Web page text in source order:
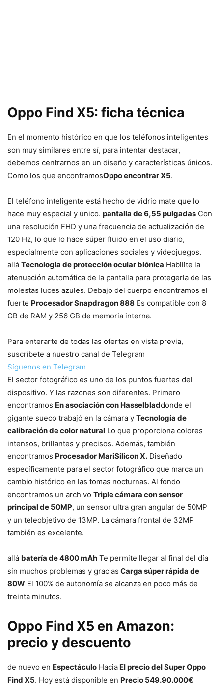
Oppo Find X5: ficha técnica
En el momento histórico en que los teléfonos inteligentes
son muy similares entre sí, para intentar destacar,
debemos centrarnos en un diseño y características únicos.
Como los que encontramosOppo encontrar X5.
El teléfono inteligente está hecho de vidrio mate que lo
hace muy especial y único. pantalla de 6,55 pulgadas Con
una resolución FHD y una frecuencia de actualización de
120 Hz, lo que lo hace súper fluido en el uso diario,
especialmente con aplicaciones sociales y videojuegos.
allá Tecnología de protección ocular biónica Habilite la
atenuación automática de la pantalla para protegerla de las
molestas luces azules. Debajo del cuerpo encontramos el
fuerte Procesador Snapdragon 888 Es compatible con 8
GB de RAM y 256 GB de memoria interna.
Para enterarte de todas las ofertas en vista previa,
suscríbete a nuestro canal de Telegram
Síguenos en Telegram
El sector fotográfico es uno de los puntos fuertes del
dispositivo. Y las razones son diferentes. Primero
encontramos En asociación con Hasselbladdonde el
gigante sueco trabajó en la cámara y Tecnología de
calibración de color natural Lo que proporciona colores
intensos, brillantes y precisos. Además, también
encontramos Procesador MariSilicon X. Diseñado
específicamente para el sector fotográfico que marca un
cambio histórico en las tomas nocturnas. Al fondo
encontramos un archivo Triple cámara con sensor
principal de 50MP, un sensor ultra gran angular de 50MP
y un teleobjetivo de 13MP. La cámara frontal de 32MP
también es excelente.
allá batería de 4800 mAh Te permite llegar al final del día
sin muchos problemas y gracias Carga súper rápida de
80W El 100% de autonomía se alcanza en poco más de
treinta minutos.
Oppo Find X5 en Amazon:
precio y descuento
de nuevo en Espectáculo Hacia El precio del Super Oppo
Find X5. Hoy está disponible en Precio 549.90.000€